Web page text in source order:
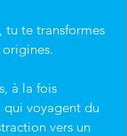
tu te transformes
à la fois
qui voyagent du
vers un